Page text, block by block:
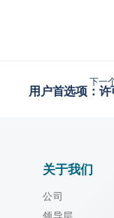
下一
用户首选项：许
关于我们
公司